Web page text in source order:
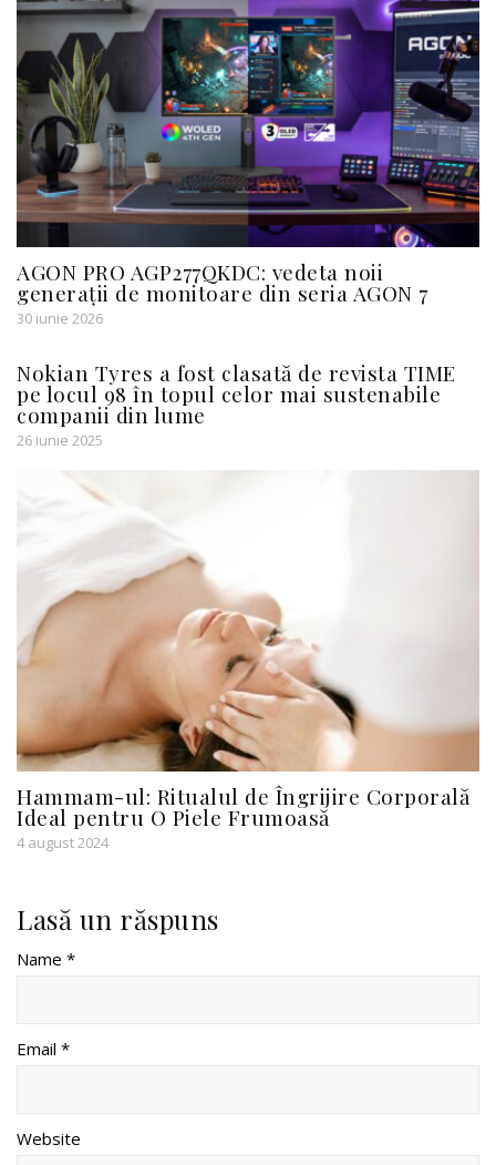
AGON PRO AGP277QKDC: vedeta noii
generații de monitoare din seria AGON 7
30 iunie 2026
Nokian Tyres a fost clasată de revista TIME
pe locul 98 în topul celor mai sustenabile
companii din lume
26 iunie 2025
Hammam-ul: Ritualul de Îngrijire Corporală
Ideal pentru O Piele Frumoasă
4 august 2024
Lasă un răspuns
Name *
Email *
Website